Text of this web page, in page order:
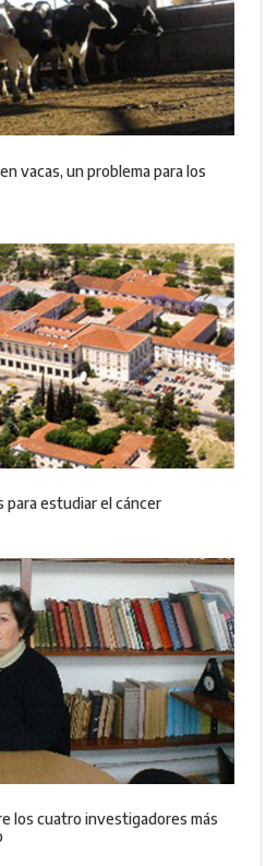
vacas, un problema para los
para estudiar el cáncer
los cuatro investigadores más